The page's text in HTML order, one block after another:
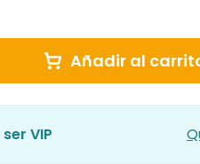
Añadir al
VIP